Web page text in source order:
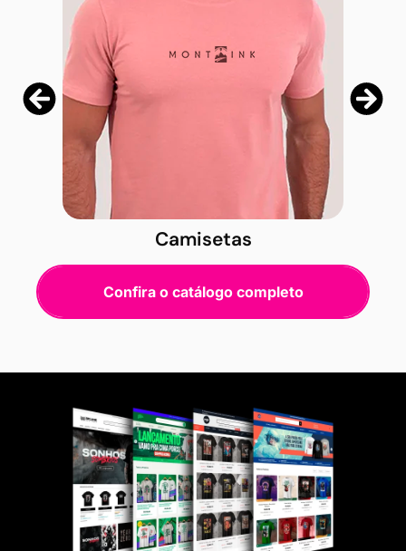
Camisetas
Confira o catálogo completo